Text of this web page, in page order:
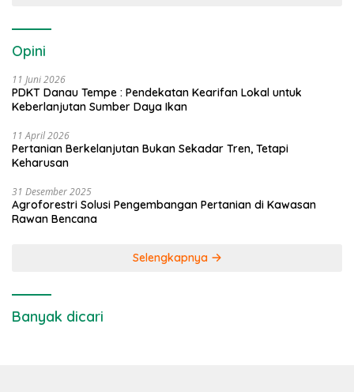
Opini
11 Juni 2026
PDKT Danau Tempe : Pendekatan Kearifan Lokal untuk
Keberlanjutan Sumber Daya Ikan
11 April 2026
Pertanian Berkelanjutan Bukan Sekadar Tren, Tetapi
Keharusan
31 Desember 2025
Agroforestri Solusi Pengembangan Pertanian di Kawasan
Rawan Bencana
Selengkapnya
Banyak dicari